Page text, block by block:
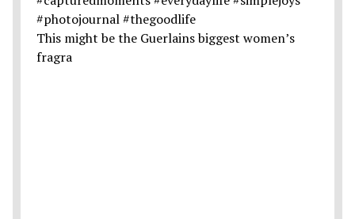
This might be the Guerlains biggest women’s
fragra